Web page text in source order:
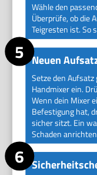
Wähle den
Überprüfe, ob die
Teigresten ist. So
Neuen
Setze den
Handmixer ein.
Wenn dein Mixer
Befestigung hat,
sicher sitzt. Ein
Schaden